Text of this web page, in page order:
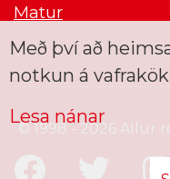
Matur
© 1998 - 2026 Allur
Með því að
notkun á
Lesa nánar